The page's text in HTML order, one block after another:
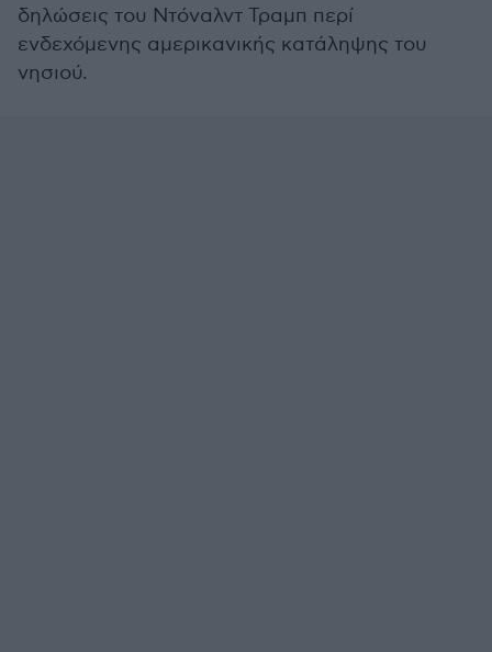
δηλώσεις του Ντόναλντ Τραμπ περί
ενδεχόμενης αμερικανικής κατάληψης του
νησιού.